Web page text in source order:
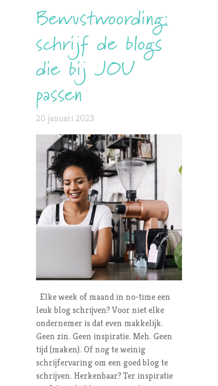
Bewustwoording:
schrijf de blogs
die bij JOU
passen
20 januari 2023
Elke week of maand in no-time een
leuk blog schrijven? Voor niet elke
ondernemer is dat even makkelijk.
Geen zin. Geen inspiratie. Meh. Geen
tijd (maken). Of nog te weinig
schrijfervaring om een goed blog te
schrijven. Herkenbaar? Ter inspiratie